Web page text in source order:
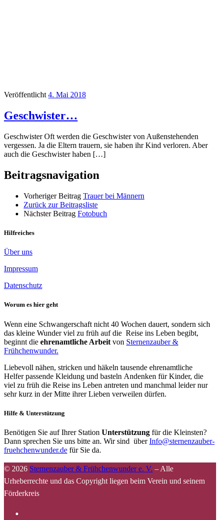
Veröffentlicht 4. Mai 2018
Geschwister…
Geschwister Oft werden die Geschwister von Außenstehenden
vergessen. Ja die Eltern trauern, sie haben ihr Kind verloren. Aber
auch die Geschwister haben […]
Beitragsnavigation
Vorheriger Beitrag Trauer bei Männern
Zurück zur Beitragsliste
Nächster Beitrag Fotobuch
Hilfreiches
Über uns
Impressum
Datenschutz
Worum es hier geht
Wenn eine Schwangerschaft nicht 40 Wochen dauert, sondern sich
das kleine Wunder viel zu früh auf die Reise ins Leben begibt,
beginnt die ehrenamtliche Arbeit von Sternenzauber &
Frühchenwunder.
Liebevoll nähen, stricken und häkeln tausende ehrenamtliche
Helfer passende Kleidung und basteln Andenken für Kinder, die
viel zu früh die Reise ins Leben antreten und manchmal leider nur
sehr kurz in der Mitte ihrer Lieben verweilen dürfen.
Hilfe & Unterstützung
Benötigen Sie auf Ihrer Station Unterstützung für die Kleinsten?
Dann sprechen Sie uns bitte an. Wir sind überInfo@sternenzauber-
fruehchenwunder.de für Sie da.
© 2026 Sternenzauber & Frühchenwunder e. V. – Alle
Urheberrechte und das Copyright liegen beim Verein und seinem
Förderkreis